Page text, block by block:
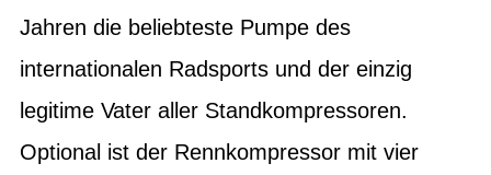
Jahren die beliebteste Pumpe des
internationalen Radsports und der einzig
legitime Vater aller Standkompressoren.
Optional ist der Rennkompressor mit vier